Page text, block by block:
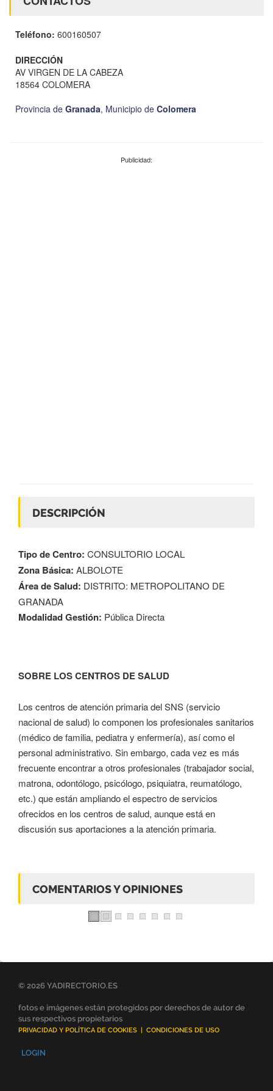
Teléfono: 600160507
DIRECCIÓN
AV VIRGEN DE LA CABEZA
18564 COLOMERA
Provincia de Granada, Municipio de Colomera
Publicidad:
DESCRIPCIÓN
Tipo de Centro: CONSULTORIO LOCAL
Zona Básica: ALBOLOTE
Área de Salud: DISTRITO: METROPOLITANO DE
GRANADA
Modalidad Gestión: Pública Directa
SOBRE LOS CENTROS DE SALUD
Los centros de atención primaria del SNS (servicio
nacional de salud) lo componen los profesionales sanitarios
(médico de familia, pediatra y enfermería), así como el
personal administrativo. Sin embargo, cada vez es más
frecuente encontrar a otros profesionales (trabajador social,
matrona, odontólogo, psicólogo, psiquiatra, reumatólogo,
etc.) que están ampliando el espectro de servicios
ofrecidos en los centros de salud, aunque está en
discusión sus aportaciones a la atención primaria.
COMENTARIOS Y OPINIONES
© 2026 YADIRECTORIO.ES
fotos e imágenes están protegidos por derechos de autor de
sus respectivos propietarios
PRIVACIDAD Y POLÍTICA DE COOKIES | CONDICIONES DE USO
LOGIN